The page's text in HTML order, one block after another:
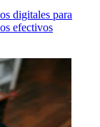
digitales para
efectivos